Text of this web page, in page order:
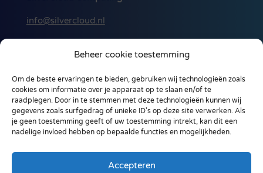
Beheer cookie toestemming
Om de beste ervaringen te bieden, gebruiken wij technologieën zoals
cookies om informatie over je apparaat op te slaan en/of te
raadplegen. Door in te stemmen met deze technologieën kunnen wij
gegevens zoals surfgedrag of unieke ID's op deze site verwerken. Als
je geen toestemming geeft of uw toestemming intrekt, kan dit een
nadelige invloed hebben op bepaalde functies en mogelijkheden.
Accepteren
info@silvercloud.nl
3861 NB, Nijkerk
Nederland